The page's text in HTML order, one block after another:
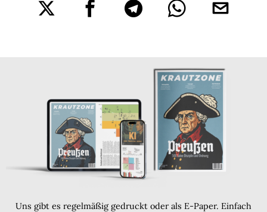
Uns gibt es regelmäßig gedruckt oder als E-Paper. Einfach